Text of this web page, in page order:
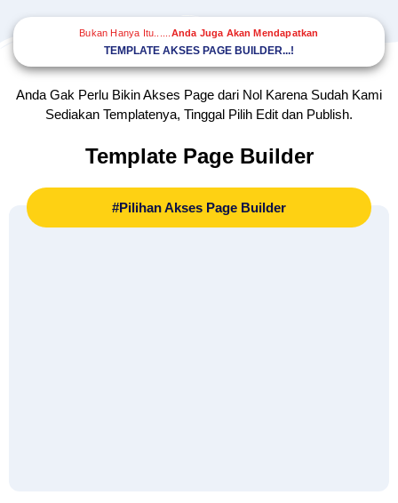
Bukan Hanya Itu...... Anda Juga Akan Mendapatkan
TEMPLATE AKSES PAGE BUILDER...!
Anda Gak Perlu Bikin Akses Page dari Nol Karena Sudah Kami
Sediakan Templatenya, Tinggal Pilih Edit dan Publish.
Template Page Builder
#Pilihan Akses Page Builder